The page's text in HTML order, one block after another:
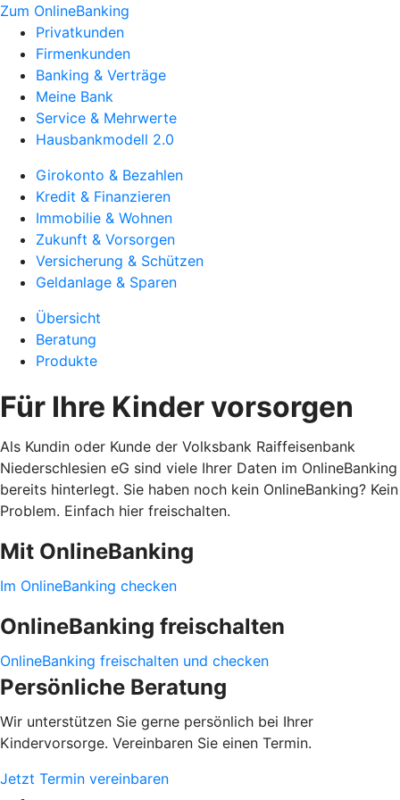
Zum OnlineBanking
Privatkunden
Firmenkunden
Banking & Verträge
Meine Bank
Service & Mehrwerte
Hausbankmodell 2.0
Girokonto & Bezahlen
Kredit & Finanzieren
Immobilie & Wohnen
Zukunft & Vorsorgen
Versicherung & Schützen
Geldanlage & Sparen
Übersicht
Beratung
Produkte
Für Ihre Kinder vorsorgen
Als Kundin oder Kunde der Volksbank Raiffeisenbank
Niederschlesien eG sind viele Ihrer Daten im OnlineBanking
bereits hinterlegt. Sie haben noch kein OnlineBanking? Kein
Problem. Einfach hier freischalten.
Mit OnlineBanking
Im OnlineBanking checken
OnlineBanking freischalten
OnlineBanking freischalten und checken
Persönliche Beratung
Wir unterstützen Sie gerne persönlich bei Ihrer
Kindervorsorge. Vereinbaren Sie einen Termin.
Jetzt Termin vereinbaren